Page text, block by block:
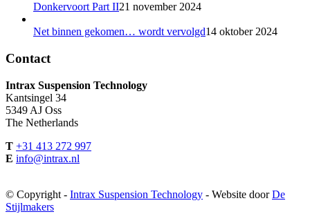
Donkervoort Part II21 november 2024
Net binnen gekomen… wordt vervolgd14 oktober 2024
Contact
Intrax Suspension Technology
Kantsingel 34
5349 AJ Oss
The Netherlands
T +31 413 272 997
E info@intrax.nl
© Copyright - Intrax Suspension Technology - Website doorDe
Stijlmakers